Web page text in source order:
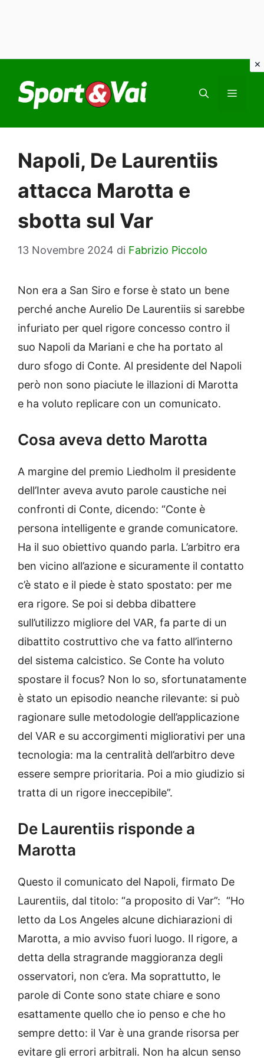
contenuto
Napoli, De Laurentiis
attacca Marotta e
sbotta sul Var
13 Novembre 2024 di Fabrizio Piccolo
Non era a San Siro e forse è stato un bene
perché anche Aurelio De Laurentiis si sarebbe
infuriato per quel rigore concesso contro il
suo Napoli da Mariani e che ha portato al
duro sfogo di Conte. Al presidente del Napoli
però non sono piaciute le illazioni di Marotta
e ha voluto replicare con un comunicato.
Cosa aveva detto Marotta
A margine del premio Liedholm il presidente
dell’Inter aveva avuto parole caustiche nei
confronti di Conte, dicendo: “Conte è
persona intelligente e grande comunicatore.
Ha il suo obiettivo quando parla. L’arbitro era
ben vicino all’azione e sicuramente il contatto
c’è stato e il piede è stato spostato: per me
era rigore. Se poi si debba dibattere
sull’utilizzo migliore del VAR, fa parte di un
dibattito costruttivo che va fatto all’interno
del sistema calcistico. Se Conte ha voluto
spostare il focus? Non lo so, sfortunatamente
è stato un episodio neanche rilevante: si può
ragionare sulle metodologie dell’applicazione
del VAR e su accorgimenti migliorativi per una
tecnologia: ma la centralità dell’arbitro deve
essere sempre prioritaria. Poi a mio giudizio si
tratta di un rigore ineccepibile”.
De Laurentiis risponde a
Marotta
Questo il comunicato del Napoli, firmato De
Laurentiis, dal titolo: “a proposito di Var”: “Ho
letto da Los Angeles alcune dichiarazioni di
Marotta, a mio avviso fuori luogo. Il rigore, a
detta della stragrande maggioranza degli
osservatori, non c’era. Ma soprattutto, le
parole di Conte sono state chiare e sono
esattamente quello che io penso e che ho
sempre detto: il Var è una grande risorsa per
evitare gli errori arbitrali. Non ha alcun senso